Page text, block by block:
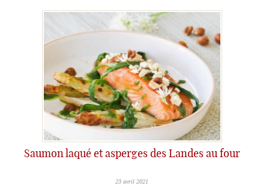
Saumon laqué et asperges des Landes au four
23 avril 2021